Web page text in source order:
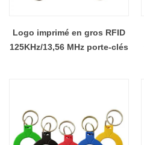
Logo imprimé en gros RFID
125KHz/13,56 MHz porte-clés